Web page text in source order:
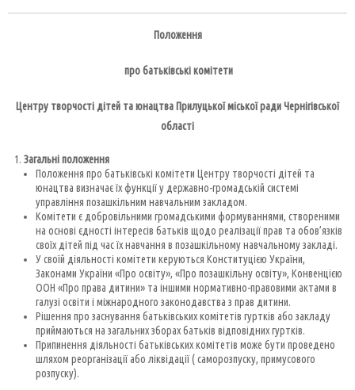
Положення
про батьківські комітети
Центру творчості дітей та юнацтва Прилуцької міської ради Чернігівської
області
Загальні положення
Положення про батьківські комітети Центру творчості дітей та
юнацтва визначає їх функції у державно-громадській системі
управління позашкільним навчальним закладом.
Комітети є добровільними громадськими формуваннями, створеними
на основі єдності інтересів батьків щодо реалізації прав та обов’язків
своїх дітей під час їх навчання в позашкільному навчальному закладі.
У своїй діяльності комітети керуються Конституцією України,
Законами України «Про освіту», «Про позашкільну освіту», Конвенцією
ООН «Про права дитини» та іншими нормативно-правовими актами в
галузі освіти і міжнародного законодавства з прав дитини.
Рішення про заснування батьківських комітетів гуртків або закладу
приймаються на загальних зборах батьків відповідних гуртків.
Припинення діяльності батьківських комітетів може бути проведено
шляхом реорганізації або ліквідації ( саморозпуску, примусового
розпуску).